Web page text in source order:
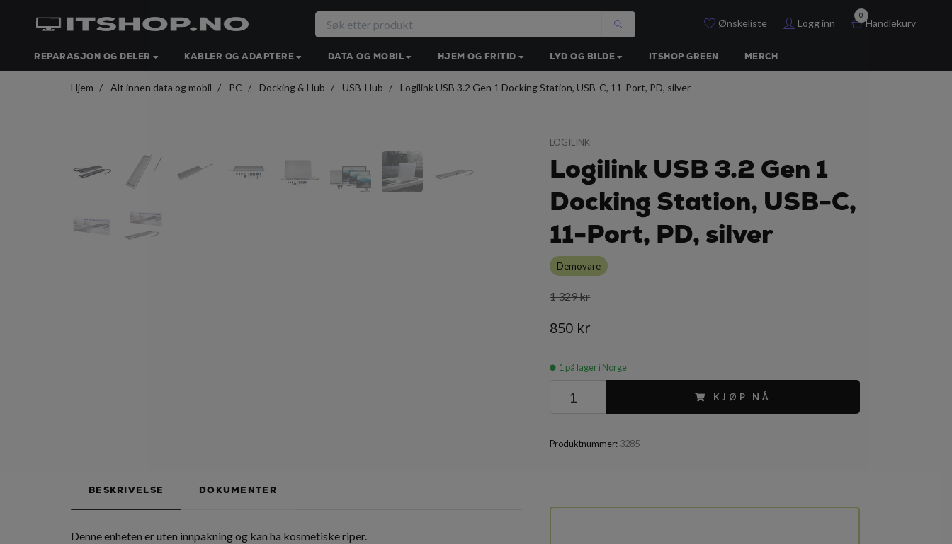
Ønskeliste Logg inn
0
Handlekurv
REPARASJON OG DELER KABLER OG ADAPTERE DATA OG MOBIL HJEM OG FRITID LYD OG BILDE ITSHOP GREEN MERCH
Hjem Alt innen data og mobil PC Docking & Hub USB-Hub Logilink USB 3.2 Gen 1 Docking Station, USB-C, 11-Port, PD, silver
LOGILINK
Logilink USB 3.2 Gen 1
Docking Station, USB-C,
11-Port, PD, silver
Demovare
1 329 kr
850 kr
1 på lager i Norge
KJØP NÅ
Produktnummer: 3285
BESKRIVELSE DOKUMENTER
Denne enheten er uten innpakning og kan ha kosmetiske riper.